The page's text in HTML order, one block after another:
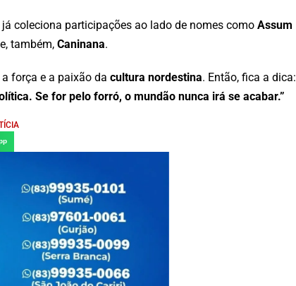
já coleciona participações ao lado de nomes como Assum
e, também, Caninana.
força e a paixão da cultura nordestina. Então, fica a dica:
Se for pelo forró, o mundão nunca irá se acabar.”